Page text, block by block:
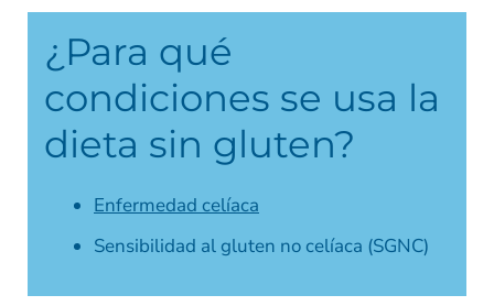
¿Para qué
condiciones se usa la
dieta sin gluten?
Enfermedad celíaca
Sensibilidad al gluten no celíaca (SGNC)